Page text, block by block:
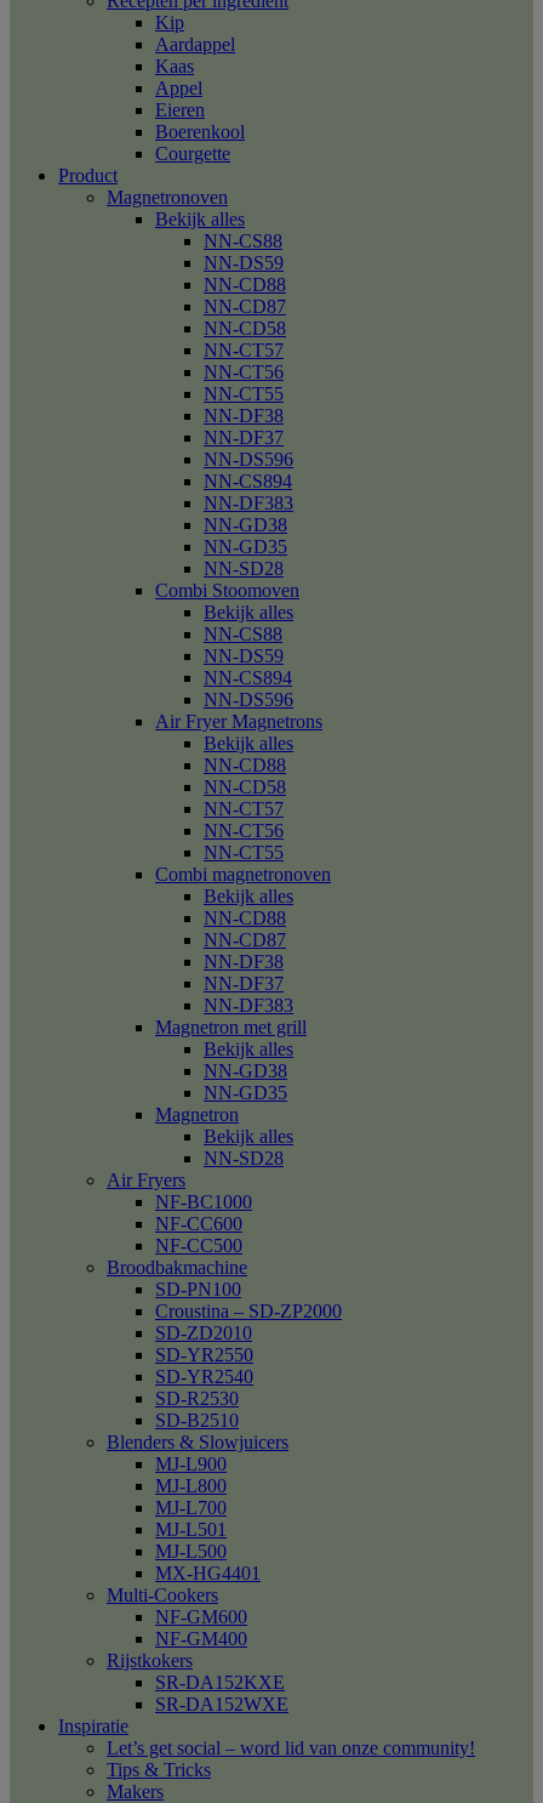
Kip
Aardappel
Kaas
Appel
Eieren
Boerenkool
Courgette
Product
Magnetronoven
Bekijk alles
NN-CS88
NN-DS59
NN-CD88
NN-CD87
NN-CD58
NN-CT57
NN-CT56
NN-CT55
NN-DF38
NN-DF37
NN-DS596
NN-CS894
NN-DF383
NN-GD38
NN-GD35
NN-SD28
Combi Stoomoven
Bekijk alles
NN-CS88
NN-DS59
NN-CS894
NN-DS596
Air Fryer Magnetrons
Bekijk alles
NN-CD88
NN-CD58
NN-CT57
NN-CT56
NN-CT55
Combi magnetronoven
Bekijk alles
NN-CD88
NN-CD87
NN-DF38
NN-DF37
NN-DF383
Magnetron met grill
Bekijk alles
NN-GD38
NN-GD35
Magnetron
Bekijk alles
NN-SD28
Air Fryers
NF-BC1000
NF-CC600
NF-CC500
Broodbakmachine
SD-PN100
Croustina – SD-ZP2000
SD-ZD2010
SD-YR2550
SD-YR2540
SD-R2530
SD-B2510
Blenders & Slowjuicers
MJ-L900
MJ-L800
MJ-L700
MJ-L501
MJ-L500
MX-HG4401
Multi-Cookers
NF-GM600
NF-GM400
Rijstkokers
SR-DA152KXE
SR-DA152WXE
Inspiratie
Let’s get social – word lid van onze community!
Tips & Tricks
Makers